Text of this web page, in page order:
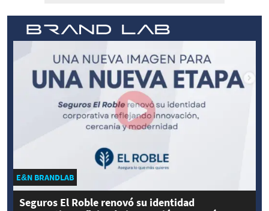
E&N BRANDLAB
Seguros El Roble renovó su identidad